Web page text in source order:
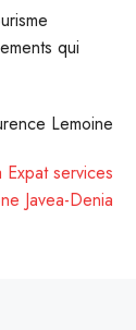
qui
Lemoine
Expat services
Javea-Denia